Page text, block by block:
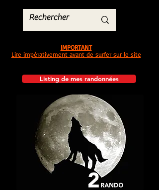
Listing de mes randonnées
IMPORTANT
Lire impérativement avant de surfer sur le site